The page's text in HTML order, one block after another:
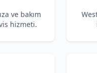
ve bakım
hizmeti.